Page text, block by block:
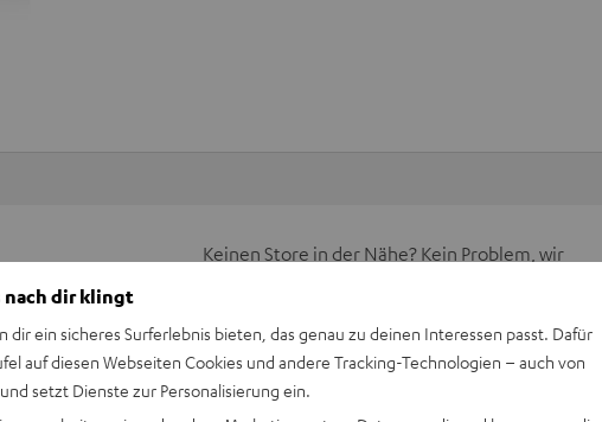
Keinen Store in der Nähe? Kein Problem, wir
nach dir klingt
dir ein sicheres Surferlebnis bieten, das genau zu deinen Interessen passt. Dafür
auf diesen Webseiten Cookies und andere Tracking-Technologien – auch von
setzt Dienste zur Personalisierung ein.